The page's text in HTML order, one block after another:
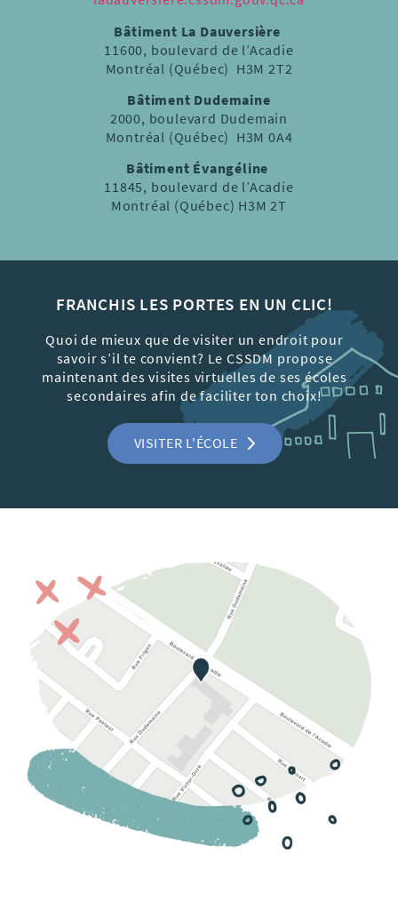
Bâtiment La Dauversière
11600, boulevard de l’Acadie
Montréal (Québec) H3M 2T2
Bâtiment Dudemaine
2000, boulevard Dudemain
Montréal (Québec) H3M 0A4
Bâtiment Évangéline
11845, boulevard de l’Acadie
Montréal (Québec) H3M 2T
FRANCHIS LES PORTES EN UN CLIC!
Quoi de mieux que de visiter un endroit pour
savoir s’il te convient? Le CSSDM propose
maintenant des visites virtuelles de ses écoles
secondaires afin de faciliter ton choix!
VISITER L'ÉCOLE